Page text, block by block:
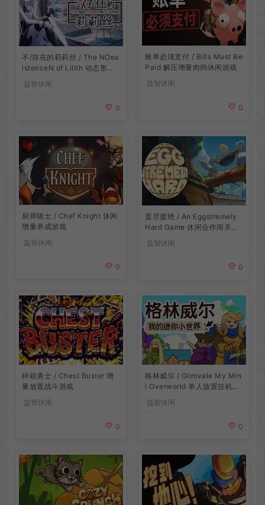
不/存在的莉莉丝 / The NOex
istenceN of Lilith 动态形象
益智休闲
0
账单必须支付 / Bills Must Be
Paid 解压增量肉鸽休闲游戏
益智休闲
0
厨师骑士 / Chef Knight 休闲
增量养成游戏
益智休闲
0
蛋尽援绝 / An Eggstremely
Hard Game 休闲合作闯关游
益智休闲
0
碎箱勇士 / Chest Buster 增
量放置战斗游戏
益智休闲
0
格林威尔 / Glimvale My Min
i Overworld 单人放置挂机城
益智休闲
0